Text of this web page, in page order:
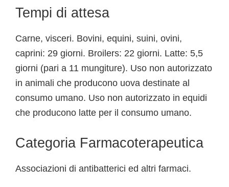
Tempi di attesa
Carne, visceri. Bovini, equini, suini, ovini,
caprini: 29 giorni. Broilers: 22 giorni. Latte: 5,5
giorni (pari a 11 mungiture). Uso non autorizzato
in animali che producono uova destinate al
consumo umano. Uso non autorizzato in equidi
che producono latte per il consumo umano.
Categoria Farmacoterapeutica
Associazioni di antibatterici ed altri farmaci.